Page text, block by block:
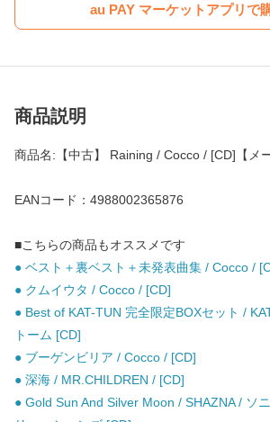
au PAY マーケットアプリで
商品説明
商品名:【中古】 Raining / Cocco / [CD]【メ
EANコード：4988002365876
■こちらの商品もオススメです
● ベスト＋裏ベスト＋未発表曲集 / Cocco /
● クムイウタ / Cocco / [CD]
● Best of KAT-TUN 完全限定BOXセット /
トーム [CD]
● ブーゲンビリア / Cocco / [CD]
● 深海 / MR.CHILDREN / [CD]
● Gold Sun And Silver Moon / SHAZNA / ソ